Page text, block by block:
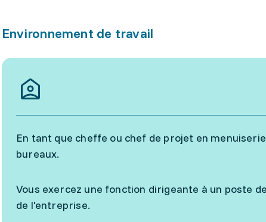
Environnement de travail
En tant que cheffe ou chef de projet en
bureaux.
Vous exercez une fonction dirigeante à un poste
de l'entreprise.